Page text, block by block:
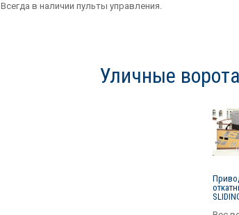
Всегда в наличии пульты управления.
Уличные